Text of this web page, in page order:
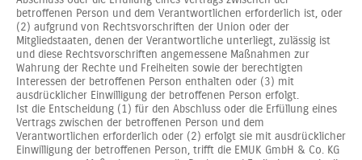
betroffenen Person und dem Verantwortlichen erforderlich ist, oder
(2) aufgrund von Rechtsvorschriften der Union oder der
Mitgliedstaaten, denen der Verantwortliche unterliegt, zulässig ist
und diese Rechtsvorschriften angemessene Maßnahmen zur
Wahrung der Rechte und Freiheiten sowie der berechtigten
Interessen der betroffenen Person enthalten oder (3) mit
ausdrücklicher Einwilligung der betroffenen Person erfolgt.
Ist die Entscheidung (1) für den Abschluss oder die Erfüllung eines
Vertrags zwischen der betroffenen Person und dem
Verantwortlichen erforderlich oder (2) erfolgt sie mit ausdrücklicher
Einwilligung der betroffenen Person, trifft die EMUK GmbH & Co. KG